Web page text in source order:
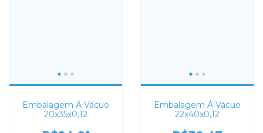
Embalagem Á Vácuo
20x35x0,12
Embalagem Á Vácuo
22x40x0,12